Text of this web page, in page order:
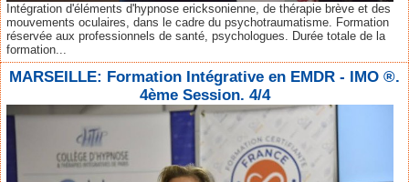
Intégration d'éléments d'hypnose ericksonienne, de thérapie brève et des
mouvements oculaires, dans le cadre du psychotraumatisme. Formation
réservée aux professionnels de santé, psychologues. Durée totale de la
formation...
MARSEILLE: Formation Intégrative en EMDR - IMO ®.
4ème Session. 4/4